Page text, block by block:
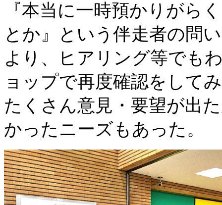
『本当に一時預かりがら
とか』という伴走者の問
より、ヒアリング等でも
ョップで再度確認をして
たくさん意見・要望が出
かったニーズもあった。